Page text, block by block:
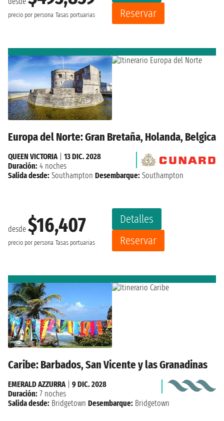
precio por persona Tasas portuarias Reservar
Europa del Norte: Gran Bretaña, Holanda, Belgica
desde $16,407
precio por persona Tasas portuarias
Detalles
Reservar
QUEEN VICTORIA| 13 DIC. 2028
Duración: 4 noches
Salida desde: Southampton Desembarque: Southampton
Caribe: Barbados, San Vicente y las Granadinas
EMERALD AZZURRA
9 DIC. 2028
Duración: 7 noches
Salida desde: Bridgetown Desembarque: Bridgetown